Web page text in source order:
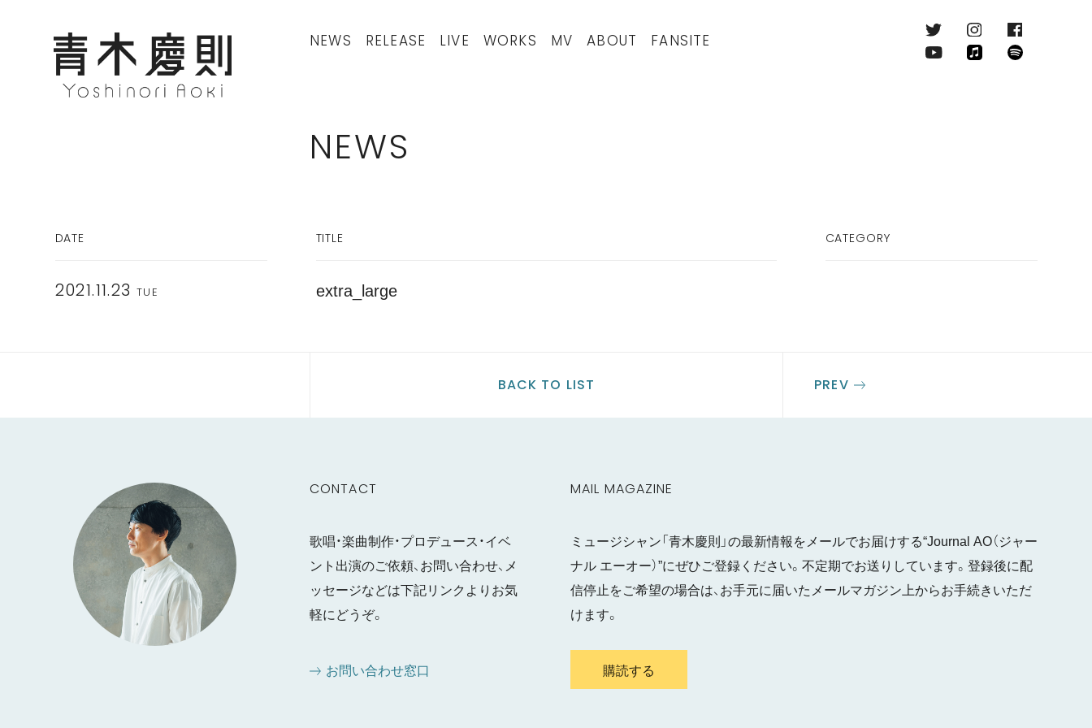
NEWS RELEASE LIVE WORKS MV ABOUT FANSITE
NEWS
DATE
2021.11.23 TUE
TITLE
extra_large
CATEGORY
BACK TO LIST PREV
CONTACT
歌唱・楽曲制作・プロデュース・イベ
ント出演のご依頼、お問い合わせ、メ
ッセージなどは下記リンクよりお気
軽にどうぞ。
お問い合わせ窓口
MAIL MAGAZINE
ミュージシャン「青木慶則」の最新情報をメールでお届けする“Journal AO（ジャー
ナル エーオー）”にぜひご登録ください。不定期でお送りしています。登録後に配
信停止をご希望の場合は、お手元に届いたメールマガジン上からお手続きいただ
けます。
購読する